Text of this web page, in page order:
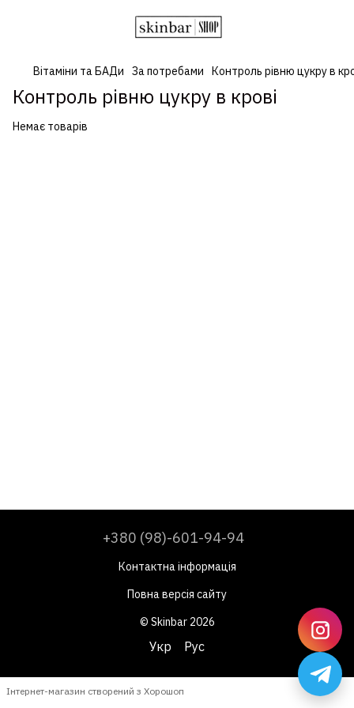
Вітаміни та БАДи За потребами Контроль рівню цукру в
Контроль рівню цукру в крові
Немає товарів
+380 (98)-601-94-94
Контактна інформація
Повна версія сайту
© Skinbar 2026
Укр Рус
Інтернет-магазин створений з Хорошоп